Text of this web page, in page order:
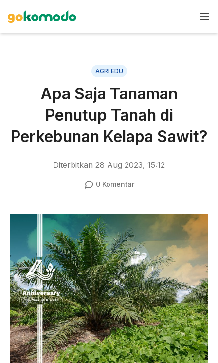
AGRI EDU
Apa Saja Tanaman
Penutup Tanah di
Perkebunan Kelapa Sawit?
Diterbitkan 28 Aug 2023, 15:12
0Komentar